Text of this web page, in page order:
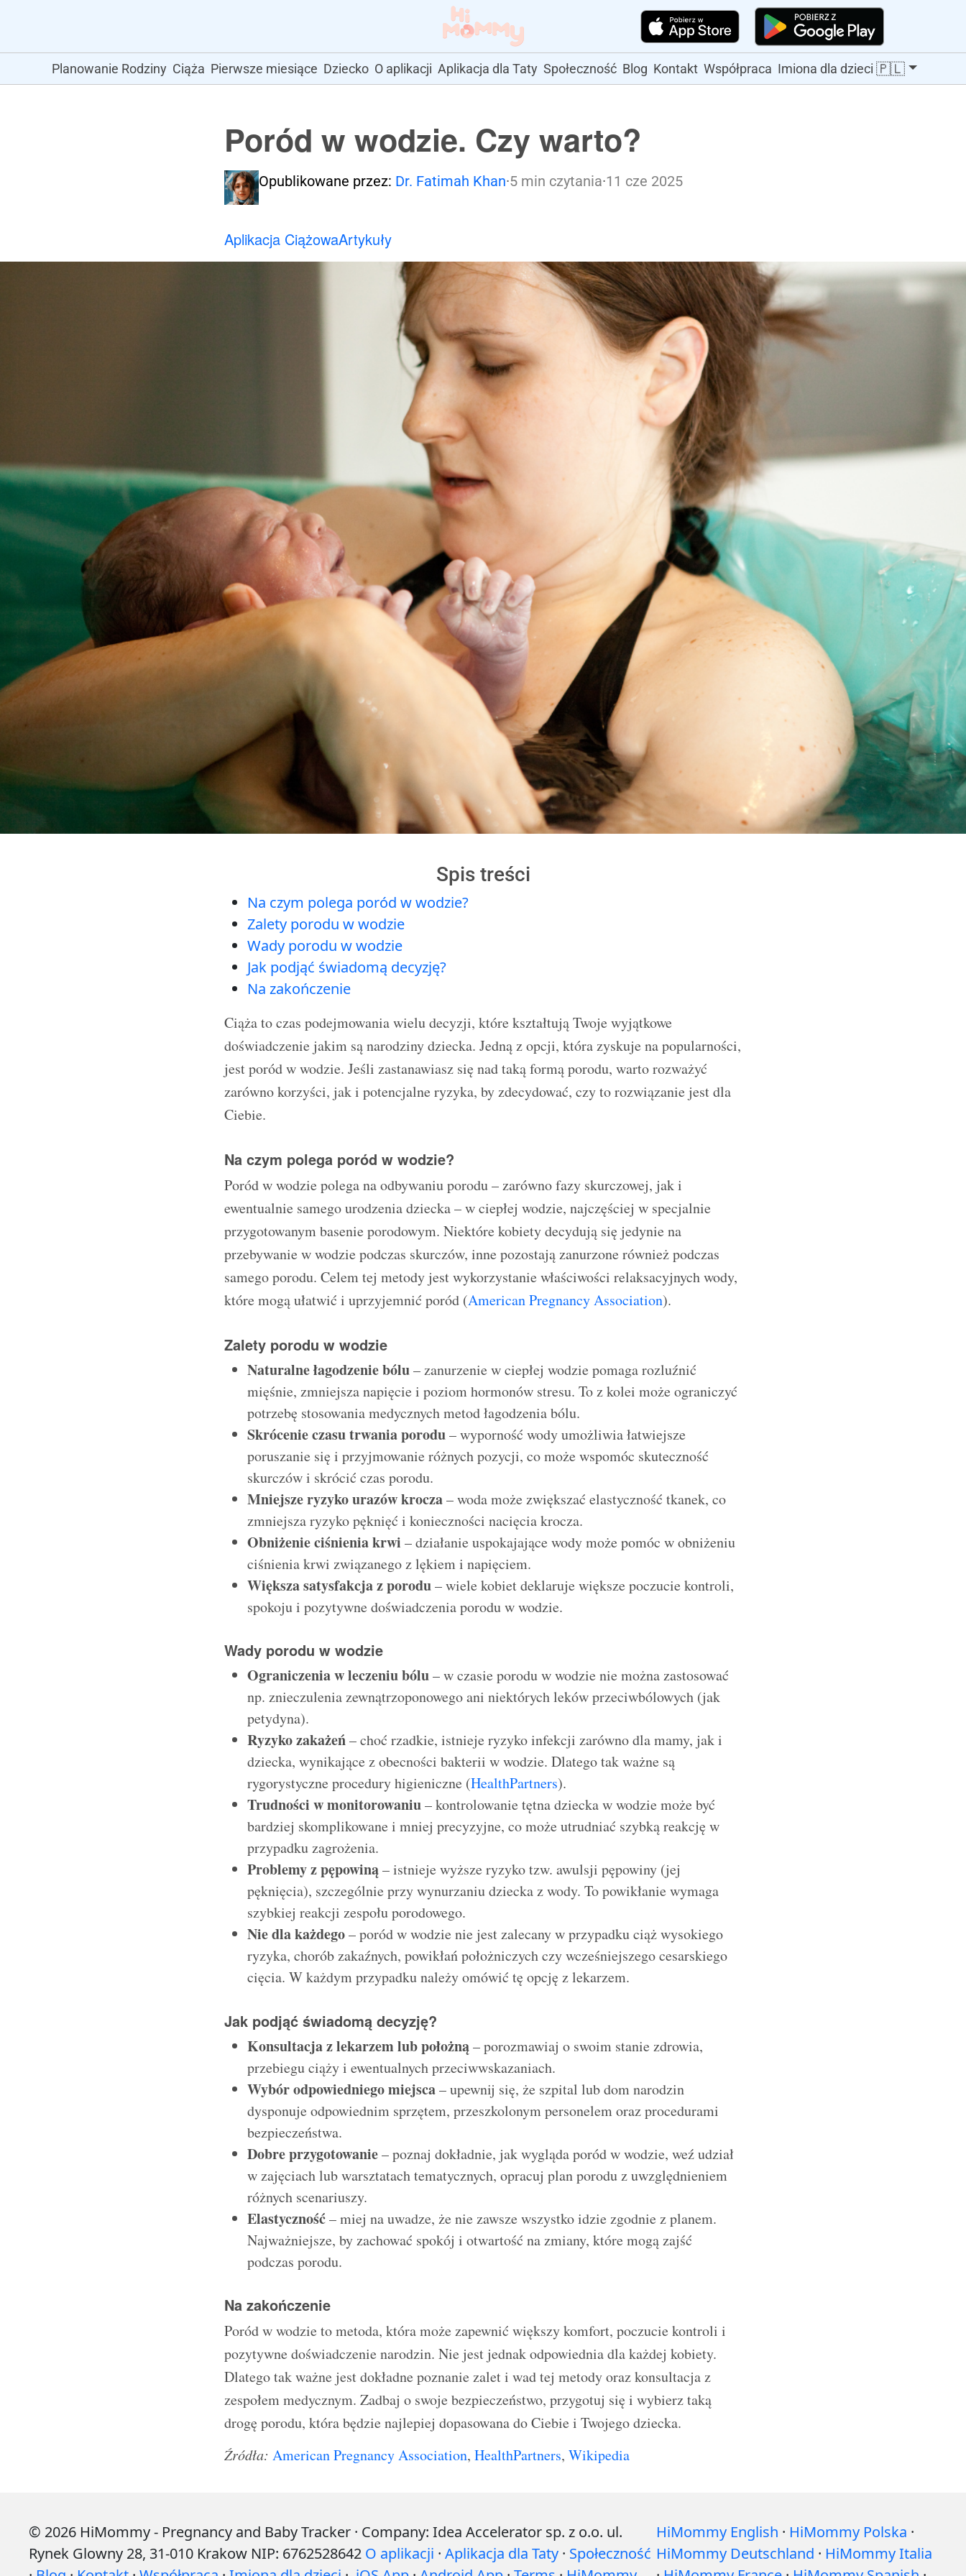
Planowanie Rodziny Ciąża Pierwsze miesiące Dziecko O aplikacji Aplikacja dla Taty Społeczność Blog Kontakt Współpraca Imiona dla dzieci 🇵🇱
Poród w wodzie. Czy warto?
Opublikowane przez: Dr. Fatimah Khan·5 min czytania·11 cze 2025
Aplikacja CiążowaArtykuły
Spis treści
Na czym polega poród w wodzie?
Zalety porodu w wodzie
Wady porodu w wodzie
Jak podjąć świadomą decyzję?
Na zakończenie
Ciąża to czas podejmowania wielu decyzji, które kształtują Twoje wyjątkowe
doświadczenie jakim są narodziny dziecka. Jedną z opcji, która zyskuje na popularności,
jest poród w wodzie. Jeśli zastanawiasz się nad taką formą porodu, warto rozważyć
zarówno korzyści, jak i potencjalne ryzyka, by zdecydować, czy to rozwiązanie jest dla
Ciebie.
Na czym polega poród w wodzie?
Poród w wodzie polega na odbywaniu porodu – zarówno fazy skurczowej, jak i
ewentualnie samego urodzenia dziecka – w ciepłej wodzie, najczęściej w specjalnie
przygotowanym basenie porodowym. Niektóre kobiety decydują się jedynie na
przebywanie w wodzie podczas skurczów, inne pozostają zanurzone również podczas
samego porodu. Celem tej metody jest wykorzystanie właściwości relaksacyjnych wody,
które mogą ułatwić i uprzyjemnić poród (American Pregnancy Association).
Zalety porodu w wodzie
Naturalne łagodzenie bólu– zanurzenie w ciepłej wodzie pomaga rozluźnić
mięśnie, zmniejsza napięcie i poziom hormonów stresu. To z kolei może ograniczyć
potrzebę stosowania medycznych metod łagodzenia bólu.
Skrócenie czasu trwania porodu– wyporność wody umożliwia łatwiejsze
poruszanie się i przyjmowanie różnych pozycji, co może wspomóc skuteczność
skurczów i skrócić czas porodu.
Mniejsze ryzyko urazów krocza– woda może zwiększać elastyczność tkanek, co
zmniejsza ryzyko pęknięć i konieczności nacięcia krocza.
Obniżenie ciśnienia krwi – działanie uspokajające wody może pomóc w obniżeniu
ciśnienia krwi związanego z lękiem i napięciem.
Większa satysfakcja z porodu– wiele kobiet deklaruje większe poczucie kontroli,
spokoju i pozytywne doświadczenia porodu w wodzie.
Wady porodu w wodzie
Ograniczenia w leczeniu bólu– w czasie porodu w wodzie nie można zastosować
np. znieczulenia zewnątrzoponowego ani niektórych leków przeciwbólowych (jak
petydyna).
Ryzyko zakażeń– choć rzadkie, istnieje ryzyko infekcji zarówno dla mamy, jak i
dziecka, wynikające z obecności bakterii w wodzie. Dlatego tak ważne są
rygorystyczne procedury higieniczne (HealthPartners).
Trudności w monitorowaniu– kontrolowanie tętna dziecka w wodzie może być
bardziej skomplikowane i mniej precyzyjne, co może utrudniać szybką reakcję w
przypadku zagrożenia.
Problemy z pępowiną– istnieje wyższe ryzyko tzw. awulsji pępowiny (jej
pęknięcia), szczególnie przy wynurzaniu dziecka z wody. To powikłanie wymaga
szybkiej reakcji zespołu porodowego.
Nie dla każdego– poród w wodzie nie jest zalecany w przypadku ciąż wysokiego
ryzyka, chorób zakaźnych, powikłań położniczych czy wcześniejszego cesarskiego
cięcia. W każdym przypadku należy omówić tę opcję z lekarzem.
Jak podjąć świadomą decyzję?
Konsultacja z lekarzem lub położną– porozmawiaj o swoim stanie zdrowia,
przebiegu ciąży i ewentualnych przeciwwskazaniach.
Wybór odpowiedniego miejsca– upewnij się, że szpital lub dom narodzin
dysponuje odpowiednim sprzętem, przeszkolonym personelem oraz procedurami
bezpieczeństwa.
Dobre przygotowanie– poznaj dokładnie, jak wygląda poród w wodzie, weź udział
w zajęciach lub warsztatach tematycznych, opracuj plan porodu z uwzględnieniem
różnych scenariuszy.
Elastyczność– miej na uwadze, że nie zawsze wszystko idzie zgodnie z planem.
Najważniejsze, by zachować spokój i otwartość na zmiany, które mogą zajść
podczas porodu.
Na zakończenie
Poród w wodzie to metoda, która może zapewnić większy komfort, poczucie kontroli i
pozytywne doświadczenie narodzin. Nie jest jednak odpowiednia dla każdej kobiety.
Dlatego tak ważne jest dokładne poznanie zalet i wad tej metody oraz konsultacja z
zespołem medycznym. Zadbaj o swoje bezpieczeństwo, przygotuj się i wybierz taką
drogę porodu, która będzie najlepiej dopasowana do Ciebie i Twojego dziecka.
Źródła: American Pregnancy Association, HealthPartners, Wikipedia
© 2026 HiMommy - Pregnancy and Baby Tracker · Company: Idea Accelerator sp. z o.o. ul.
Rynek Glowny 28, 31-010 Krakow NIP: 6762528642 O aplikacji · Aplikacja dla Taty · Społeczność
HiMommy English · HiMommy Polska ·
HiMommy Deutschland · HiMommy Italia